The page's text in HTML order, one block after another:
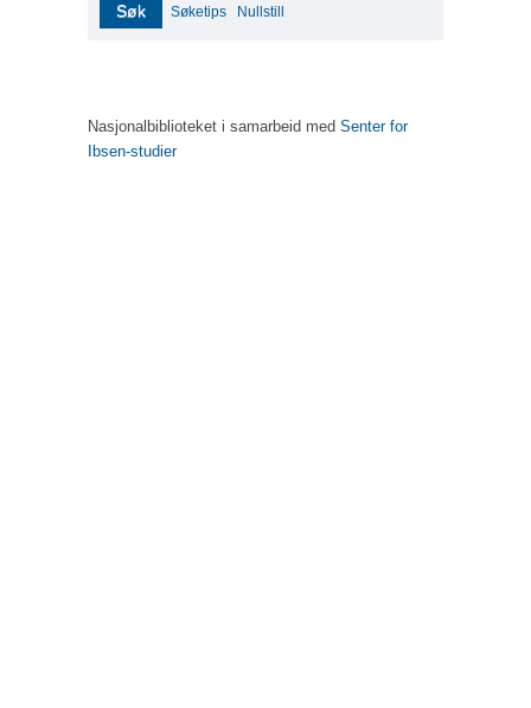
Søk Søketips Nullstill
Nasjonalbiblioteket i samarbeid med Senter for
Ibsen-studier